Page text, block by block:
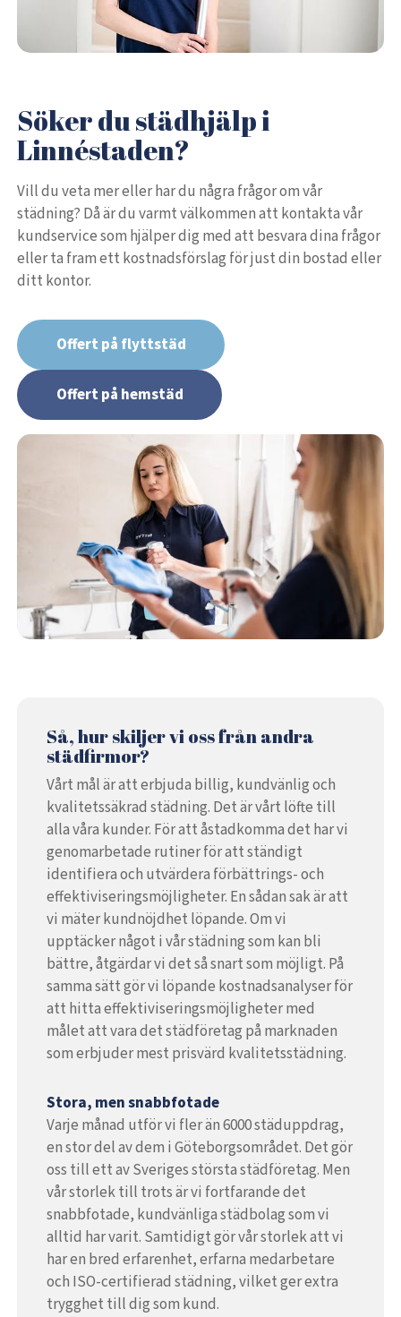
Söker du städhjälp i
Linnéstaden?
Vill du veta mer eller har du några frågor om vår
städning? Då är du varmt välkommen att kontakta vår
kundservice som hjälper dig med att besvara dina frågor
eller ta fram ett kostnadsförslag för just din bostad eller
ditt kontor.
Offert på flyttstäd
Offert på hemstäd
Så, hur skiljer vi oss från andra
städfirmor?
Vårt mål är att erbjuda billig, kundvänlig och
kvalitetssäkrad städning. Det är vårt löfte till
alla våra kunder. För att åstadkomma det har vi
genomarbetade rutiner för att ständigt
identifiera och utvärdera förbättrings- och
effektiviseringsmöjligheter. En sådan sak är att
vi mäter kundnöjdhet löpande. Om vi
upptäcker något i vår städning som kan bli
bättre, åtgärdar vi det så snart som möjligt. På
samma sätt gör vi löpande kostnadsanalyser för
att hitta effektiviseringsmöjligheter med
målet att vara det städföretag på marknaden
som erbjuder mest prisvärd kvalitetsstädning.
Stora, men snabbfotade
Varje månad utför vi fler än 6000 städuppdrag,
en stor del av dem i Göteborgsområdet. Det gör
oss till ett av Sveriges största städföretag. Men
vår storlek till trots är vi fortfarande det
snabbfotade, kundvänliga städbolag som vi
alltid har varit. Samtidigt gör vår storlek att vi
har en bred erfarenhet, erfarna medarbetare
och ISO-certifierad städning, vilket ger extra
trygghet till dig som kund.